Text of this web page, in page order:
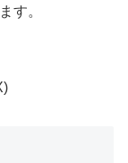
す。